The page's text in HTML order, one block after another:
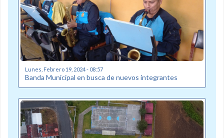
Lunes, Febrero 19, 2024 - 08:57
Banda Municipal en busca de nuevos integrantes